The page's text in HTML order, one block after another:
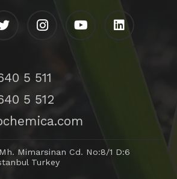
5 511
5 512
Mimarsinan Cd. No:8/1 D:6
Turkey